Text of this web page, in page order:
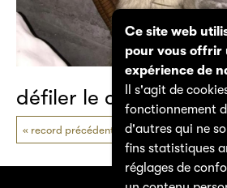
défiler le catalogue
record précédent prochain record
Ce site web
pour vous offrir
expérience de
Il s'agit de
fonctionnement
d'autres qui ne
fins statistiques
réglages de